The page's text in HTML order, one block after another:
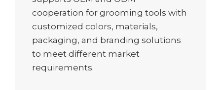
cooperation for grooming tools with
customized colors, materials,
packaging, and branding solutions
to meet different market
requirements.